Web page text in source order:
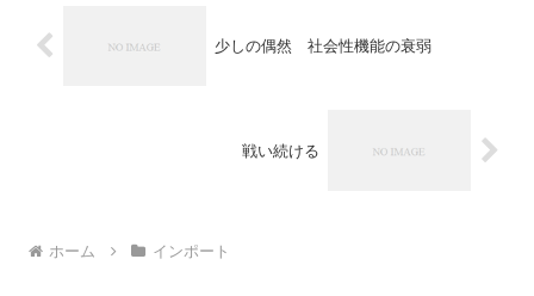
少しの偶然 社会性機能の衰弱
戦い続ける
ホーム インポート